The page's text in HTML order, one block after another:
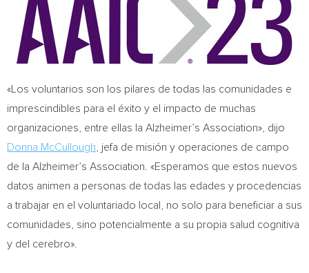
«Los voluntarios son los pilares de todas las comunidades e
imprescindibles para el éxito y el impacto de muchas
organizaciones, entre ellas la Alzheimer’s Association», dijo
Donna McCullough , jefa de misión y operaciones de campo
de la Alzheimer’s Association. «Esperamos que estos nuevos
datos animen a personas de todas las edades y procedencias
a trabajar en el voluntariado local, no solo para beneficiar a sus
comunidades, sino potencialmente a su propia salud cognitiva
y del cerebro».